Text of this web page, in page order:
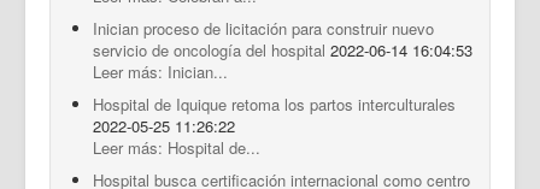
Inician proceso de licitación para construir nuevo
servicio de oncología del hospital 2022-06-14 16:04:53
Leer más: Inician...
Hospital de Iquique retoma los partos interculturales
2022-05-25 11:26:22
Leer más: Hospital de...
Hospital busca certificación internacional como centro